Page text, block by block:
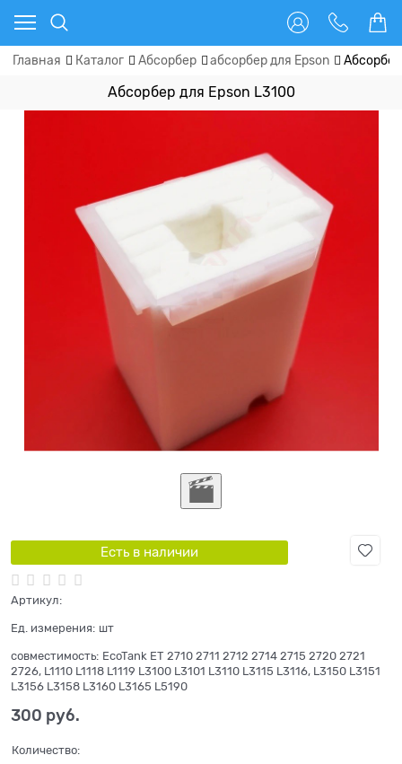
Главная Каталог Абсорбер абсорбер для Epson
Абсорбер для Epson L3100
Есть в наличии
Артикул:
Ед. измерения: шт
совместимость: EcoTank ET 2710 2711 2712 2714 2715 2720 2721
2726, L1110 L1118 L1119 L3100 L3101 L3110 L3115 L3116, L3150 L3151
L3156 L3158 L3160 L3165 L5190
300 руб.
Количество: